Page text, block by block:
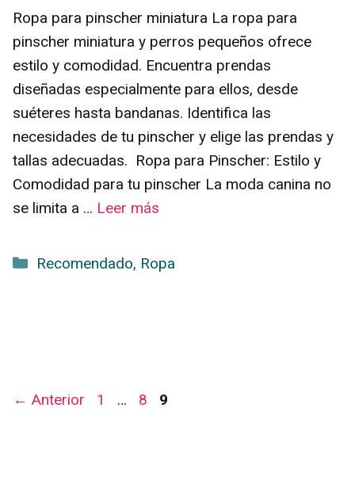
Ropa para pinscher miniatura La ropa para
pinscher miniatura y perros pequeños ofrece
estilo y comodidad. Encuentra prendas
diseñadas especialmente para ellos, desde
suéteres hasta bandanas. Identifica las
necesidades de tu pinscher y elige las prendas y
tallas adecuadas. Ropa para Pinscher: Estilo y
Comodidad para tu pinscher La moda canina no
se limita a … Leer más
Categorías
Recomendado, Ropa
← Anterior Página
1 … Página
8 Página
9